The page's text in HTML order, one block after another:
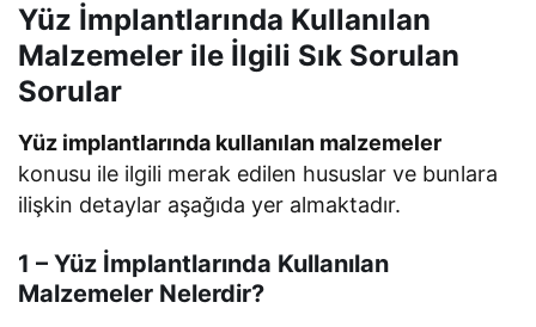
Yüz İmplantlarında Kullanılan
Malzemeler ile İlgili Sık Sorulan
Sorular
Yüz implantlarında kullanılan malzemeler
konusu ile ilgili merak edilen hususlar ve bunlara
ilişkin detaylar aşağıda yer almaktadır.
1 – Yüz İmplantlarında Kullanılan
Malzemeler Nelerdir?